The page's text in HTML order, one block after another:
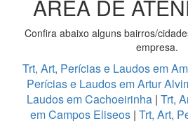
ÁREA DE
Confira abaixo alguns bairros/
empresa.
Trt, Art, Perícias e Laudos em
Perícias e Laudos em Artur
Laudos em Cachoeirinha| Trt,
em Campos Eliseos | Trt, Art,